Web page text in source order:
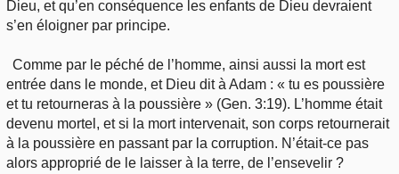
Dieu, et qu’en conséquence les enfants de Dieu devraient
s’en éloigner par principe.
Comme par le péché de l’homme, ainsi aussi la mort est
entrée dans le monde, et Dieu dit à Adam : « tu es poussière
et tu retourneras à la poussière » (Gen. 3:19). L’homme était
devenu mortel, et si la mort intervenait, son corps retournerait
à la poussière en passant par la corruption. N’était-ce pas
alors approprié de le laisser à la terre, de l’ensevelir ?